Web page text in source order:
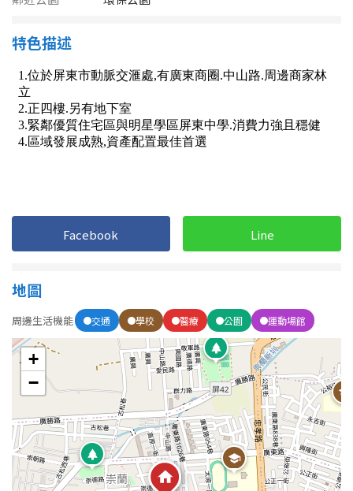
屏東縣
金門連江
80坪以上
1樓
5~10樓 11~20樓
21樓以上
~ 樓
格局
不拘
1房
特色描述
Facebook Line
地圖
周邊生活機能 交通 學校 醫療 公園 運動場館
+
−